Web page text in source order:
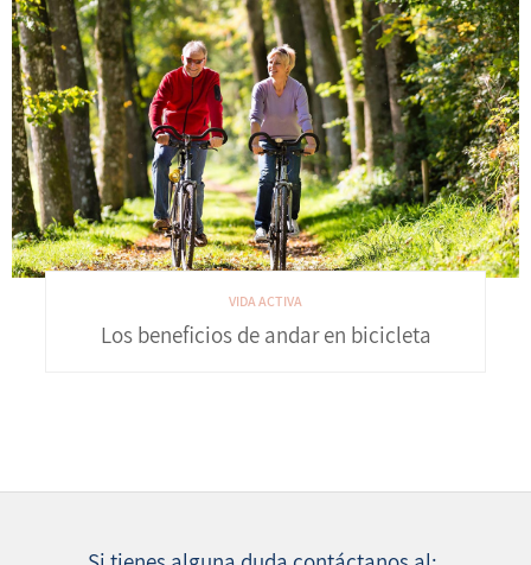
VIDA ACTIVA
Los beneficios de andar en bicicleta